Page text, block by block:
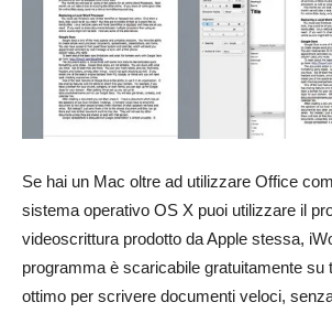
Se hai un Mac oltre ad utilizzare Office
sistema operativo OS X puoi utilizzare il
videoscrittura prodotto da Apple stessa,
programma è scaricabile gratuitamente su
ottimo per scrivere documenti veloci,